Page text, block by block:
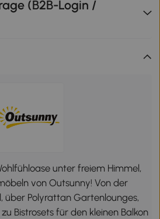
(B2B-Login /
unter freiem Himmel,
von Outsunny! Von der
über Polyrattan Gartenlounges,
zu Bistrosets für den kleinen Balkon